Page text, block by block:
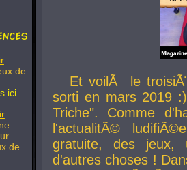
de
ici
de
Et voilÃ le
sorti en mars 2019
Triche". Comme
l'actualitÃ©
gratuite, des jeux,
d'autres choses !